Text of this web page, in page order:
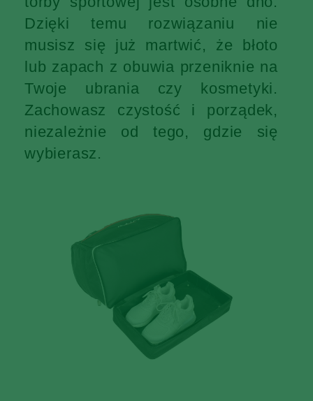
Dzięki temu rozwiązaniu nie
musisz się już martwić, że błoto
lub zapach z obuwia przeniknie na
Twoje ubrania czy kosmetyki.
Zachowasz czystość i porządek,
niezależnie od tego, gdzie się
wybierasz.